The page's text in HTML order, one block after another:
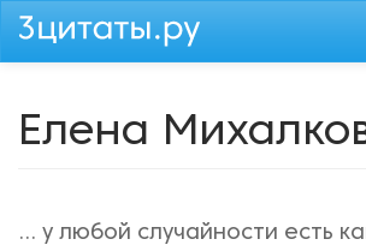
Перейти
Елена
... у любой случайности есть